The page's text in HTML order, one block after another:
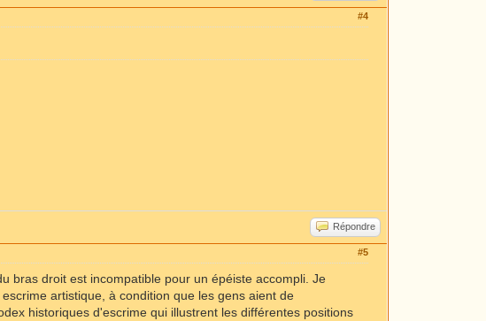
#4
Répondre
#5
bras droit est incompatible pour un épéiste accompli. Je
artistique, à condition que les gens aient de
historiques d'escrime qui illustrent les différentes positions